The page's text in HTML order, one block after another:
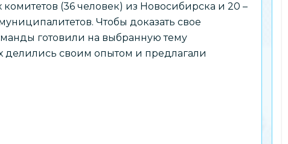
комитетов (36 человек) из Новосибирска и 20 –
Чтобы доказать свое
готовили на выбранную тему
делились своим опытом и предлагали